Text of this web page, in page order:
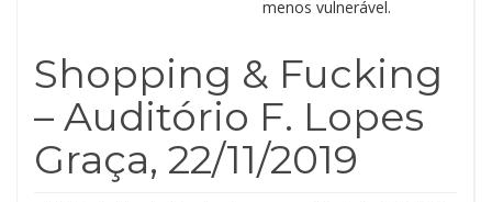
menos vulnerável.
Shopping & Fucking
– Auditório F. Lopes
Graça, 22/11/2019